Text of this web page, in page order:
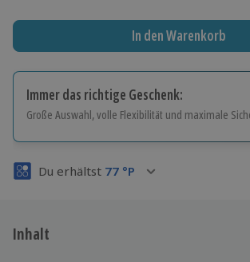
In den Warenkorb
Immer das richtige Geschenk:
Große Auswahl, volle Flexibilität und maximale
Volle Flexibilität
3 Jahre gültig & verlängerbar.
Du erhältst 77 °P
Inhalt